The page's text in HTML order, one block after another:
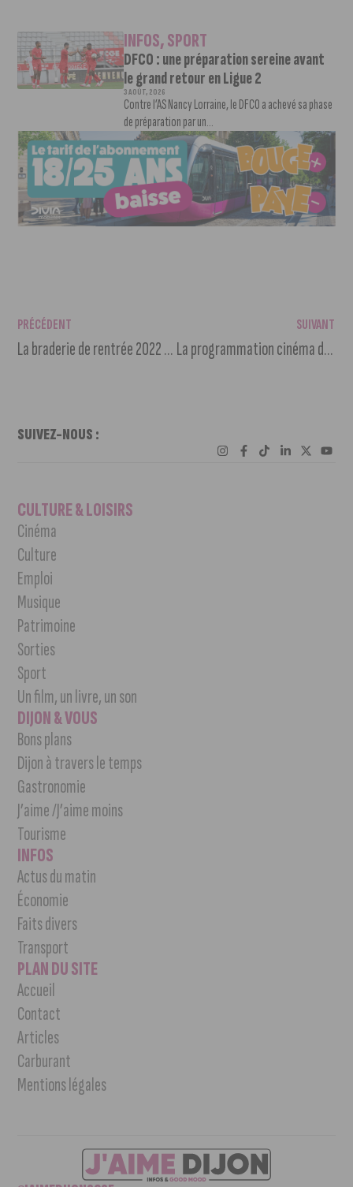
INFOS,SPORT
DFCO : une préparation sereine avant
le grand retour en Ligue 2
3 AOÛT, 2026
Contre l’AS Nancy Lorraine, le DFCO a achevé sa phase
de préparation par un...
PRÉCÉDENT
La braderie de rentrée 2022 aura lieu les 9 et 10 septembre
SUIVANT
La programmation cinéma du 7 au 13 septembre 2022
SUIVEZ-NOUS :
CULTURE & LOISIRS
Cinéma
Culture
Emploi
Musique
Patrimoine
Sorties
Sport
Un film, un livre, un son
DIJON & VOUS
Bons plans
Dijon à travers le temps
Gastronomie
J’aime /J’aime moins
Tourisme
INFOS
Actus du matin
Économie
Faits divers
Transport
PLAN DU SITE
Accueil
Contact
Articles
Carburant
Mentions légales